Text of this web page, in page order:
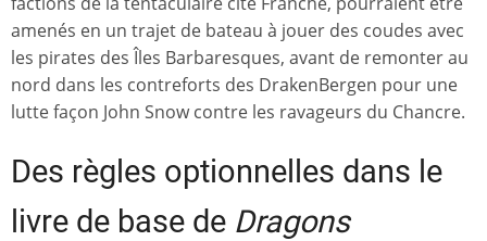
amenés en un trajet de bateau à jouer des coudes avec
les pirates des Îles Barbaresques, avant de remonter au
nord dans les contreforts des DrakenBergen pour une
lutte façon John Snow contre les ravageurs du Chancre.
Des règles optionnelles dans le
livre de base de Dragons